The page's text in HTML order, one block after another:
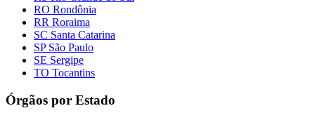
RO Rondônia
RR Roraima
SC Santa Catarina
SP São Paulo
SE Sergipe
TO Tocantins
Órgãos por Estado